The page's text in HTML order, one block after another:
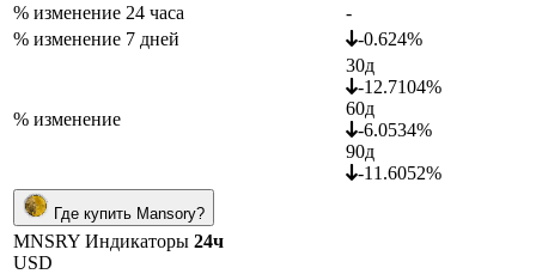
% изменение 24 часа
-
% изменение 7 дней
-0.624%
% изменение
30д
-12.7104%
60д
-6.0534%
90д
-11.6052%
Где купить Mansory?
MNSRY Индикаторы 24ч
USD